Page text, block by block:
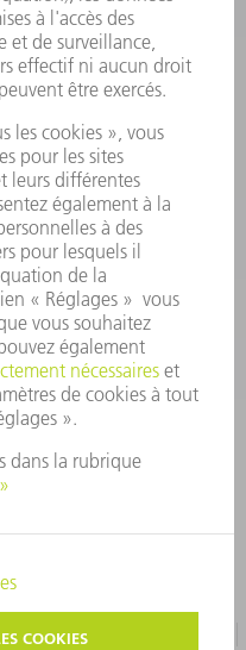
73
- 16:30h
57
- 17:30h
DES DONNÉES PERSONNELLES